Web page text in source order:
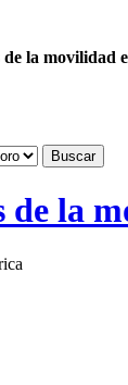
la movilidad